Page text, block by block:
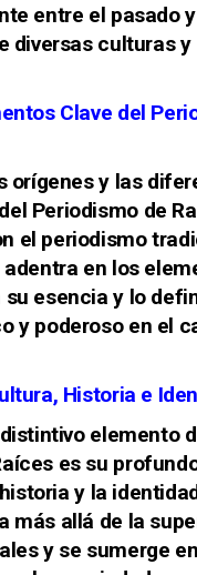
entre el pasado
diversas culturas y
Clave del
orígenes y las
Periodismo de
el periodismo
en los
esencia y lo
y poderoso en el
Historia e
elemento
es su
y la
más allá de la
y se sumerge